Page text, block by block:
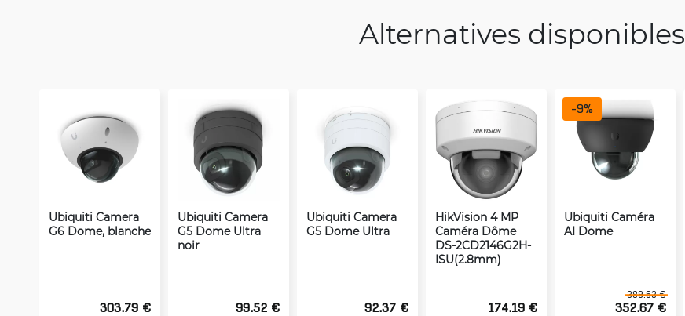
Alternatives disponibles
Ubiquiti Camera
G6 Dome, blanche
303.79 €
Ubiquiti Camera
G5 Dome Ultra
noir
99.52 €
Ubiquiti Camera
G5 Dome Ultra
92.37 €
HikVision 4 MP
Caméra Dôme
DS-2CD2146G2H-
ISU(2.8mm)
174.19 €
Ubiquiti Caméra
AI Dome
389.63 €
352.67 €
-9%